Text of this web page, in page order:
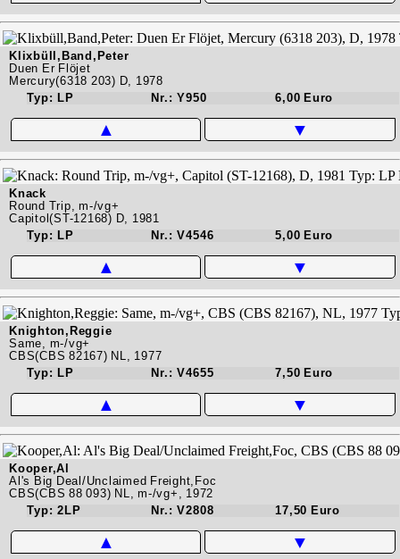
Klixbüll,Band,Peter
Duen Er Flöjet
Mercury(6318 203) D, 1978
Typ: LP
Nr.: Y950 6,00 Euro
▲ ▼
Knack
Round Trip, m-/vg+
Capitol(ST-12168) D, 1981
Typ: LP
Nr.: V4546 5,00 Euro
▲ ▼
Knighton,Reggie
Same, m-/vg+
CBS(CBS 82167) NL, 1977
Typ: LP
Nr.: V4655 7,50 Euro
▲ ▼
Kooper,Al
Al's Big Deal/Unclaimed Freight,Foc
CBS(CBS 88 093) NL, m-/vg+, 1972
Typ: 2LP
Nr.: V2808 17,50 Euro
▲ ▼